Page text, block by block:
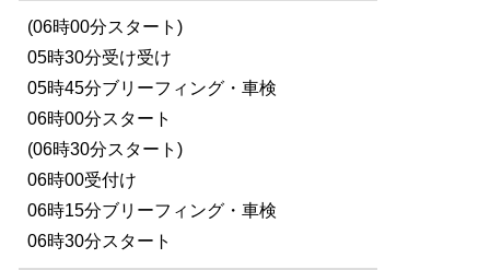
(06時00分スタート)
05時30分受け受け
05時45分ブリーフィング・車検
06時00分スタート
(06時30分スタート)
06時00受付け
06時15分ブリーフィング・車検
06時30分スタート